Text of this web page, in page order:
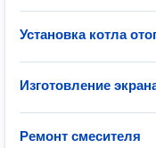
Установка котла
Изготовление
Ремонт смесителя